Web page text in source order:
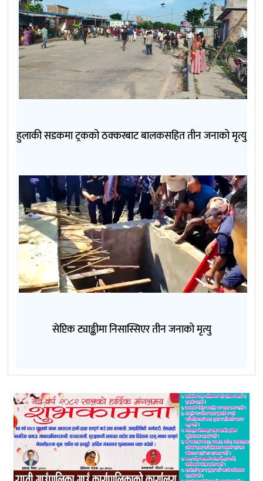
हुलाकी सडकमा ट्रकको ठक्करबाट बालकसहित तीन जनाको मृत्यु
सेप्टिक ट्याङ्कीमा निसास्सिएर तीन जनाको मृत्यु